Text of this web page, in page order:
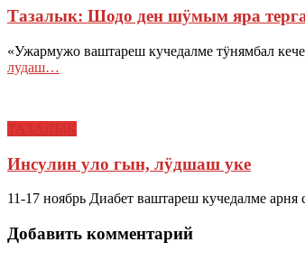
Тазалык: Шодо ден шӱмым яра
«Ужармужо ваштареш кучедалме тӱнямбал
лудаш…
Инсулин уло гын, лӱдшаш уке
11-17 ноябрь Диабет ваштареш кучедалме
Добавить комментарий